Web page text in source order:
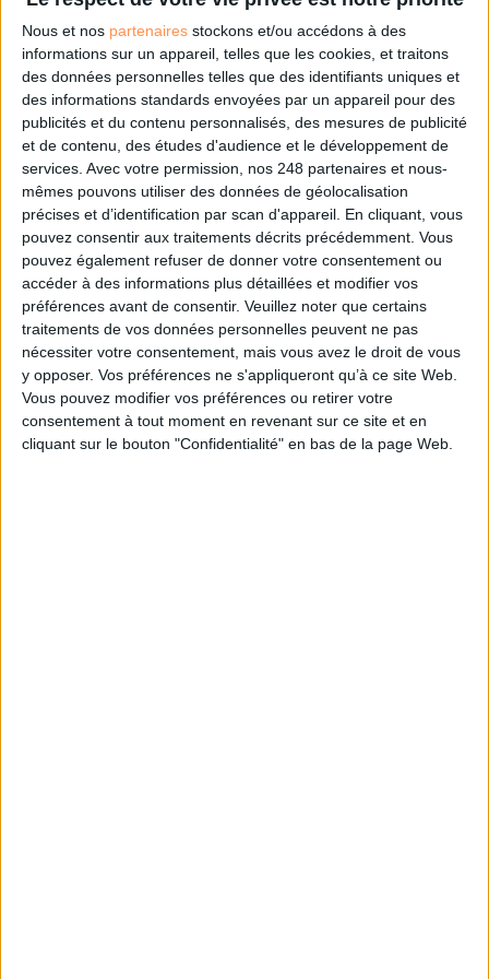
Nous et nos partenaires stockons et/ou accédons à des
informations sur un appareil, telles que les cookies, et traitons
des données personnelles telles que des identifiants uniques et
des informations standards envoyées par un appareil pour des
publicités et du contenu personnalisés, des mesures de publicité
et de contenu, des études d'audience et le développement de
services. Avec votre permission, nos 248 partenaires et nous-
mêmes pouvons utiliser des données de géolocalisation
précises et d’identification par scan d'appareil. En cliquant, vous
pouvez consentir aux traitements décrits précédemment. Vous
pouvez également refuser de donner votre consentement ou
accéder à des informations plus détaillées et modifier vos
préférences avant de consentir. Veuillez noter que certains
traitements de vos données personnelles peuvent ne pas
nécessiter votre consentement, mais vous avez le droit de vous
y opposer. Vos préférences ne s'appliqueront qu’à ce site Web.
Vous pouvez modifier vos préférences ou retirer votre
consentement à tout moment en revenant sur ce site et en
cliquant sur le bouton "Confidentialité" en bas de la page Web.
Twitter
Linkedin
RSS